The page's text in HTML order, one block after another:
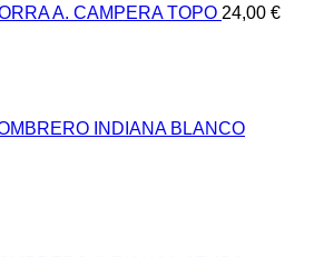
A. CAMPERA TOPO 24,00 €
INDIANA BLANCO